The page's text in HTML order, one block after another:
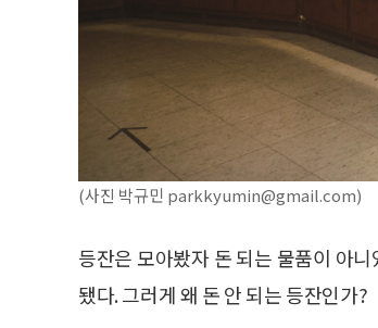
(사진 박규민 parkkyumin@gmail.com)
등잔은 모아봤자 돈 되는 물품이 아
됐다. 그러게 왜 돈 안 되는 등잔인가?